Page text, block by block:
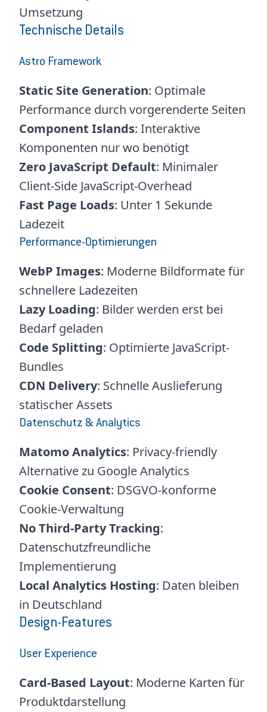
Umsetzung
Technische Details
Astro Framework
Static Site Generation: Optimale
Performance durch vorgerenderte Seiten
Component Islands: Interaktive
Komponenten nur wo benötigt
Zero JavaScript Default: Minimaler
Client-Side JavaScript-Overhead
Fast Page Loads: Unter 1 Sekunde
Ladezeit
Performance-Optimierungen
WebP Images: Moderne Bildformate für
schnellere Ladezeiten
Lazy Loading: Bilder werden erst bei
Bedarf geladen
Code Splitting: Optimierte JavaScript-
Bundles
CDN Delivery: Schnelle Auslieferung
statischer Assets
Datenschutz & Analytics
Matomo Analytics: Privacy-friendly
Alternative zu Google Analytics
Cookie Consent: DSGVO-konforme
Cookie-Verwaltung
No Third-Party Tracking:
Datenschutzfreundliche
Implementierung
Local Analytics Hosting: Daten bleiben
in Deutschland
Design-Features
User Experience
Card-Based Layout: Moderne Karten für
Produktdarstellung